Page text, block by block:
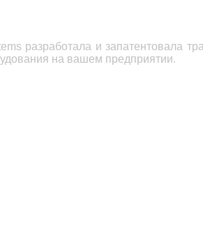
разработала и запатентовала
на вашем предприятии.